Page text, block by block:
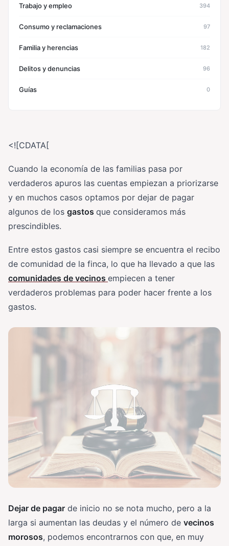
Trabajo y empleo 394
Consumo y reclamaciones 97
Familia y herencias 182
Delitos y denuncias 96
Guías 0
<![CDATA[
Cuando la economía de las familias pasa por
verdaderos apuros las cuentas empiezan a priorizarse
y en muchos casos optamos por dejar de pagar
algunos de los gastos que consideramos más
prescindibles.
Entre estos gastos casi siempre se encuentra el recibo
de comunidad de la finca, lo que ha llevado a que las
comunidades de vecinos empiecen a tener
verdaderos problemas para poder hacer frente a los
gastos.
Dejar de pagar de inicio no se nota mucho, pero a la
larga si aumentan las deudas y el número de vecinos
morosos, podemos encontrarnos con que, en muy